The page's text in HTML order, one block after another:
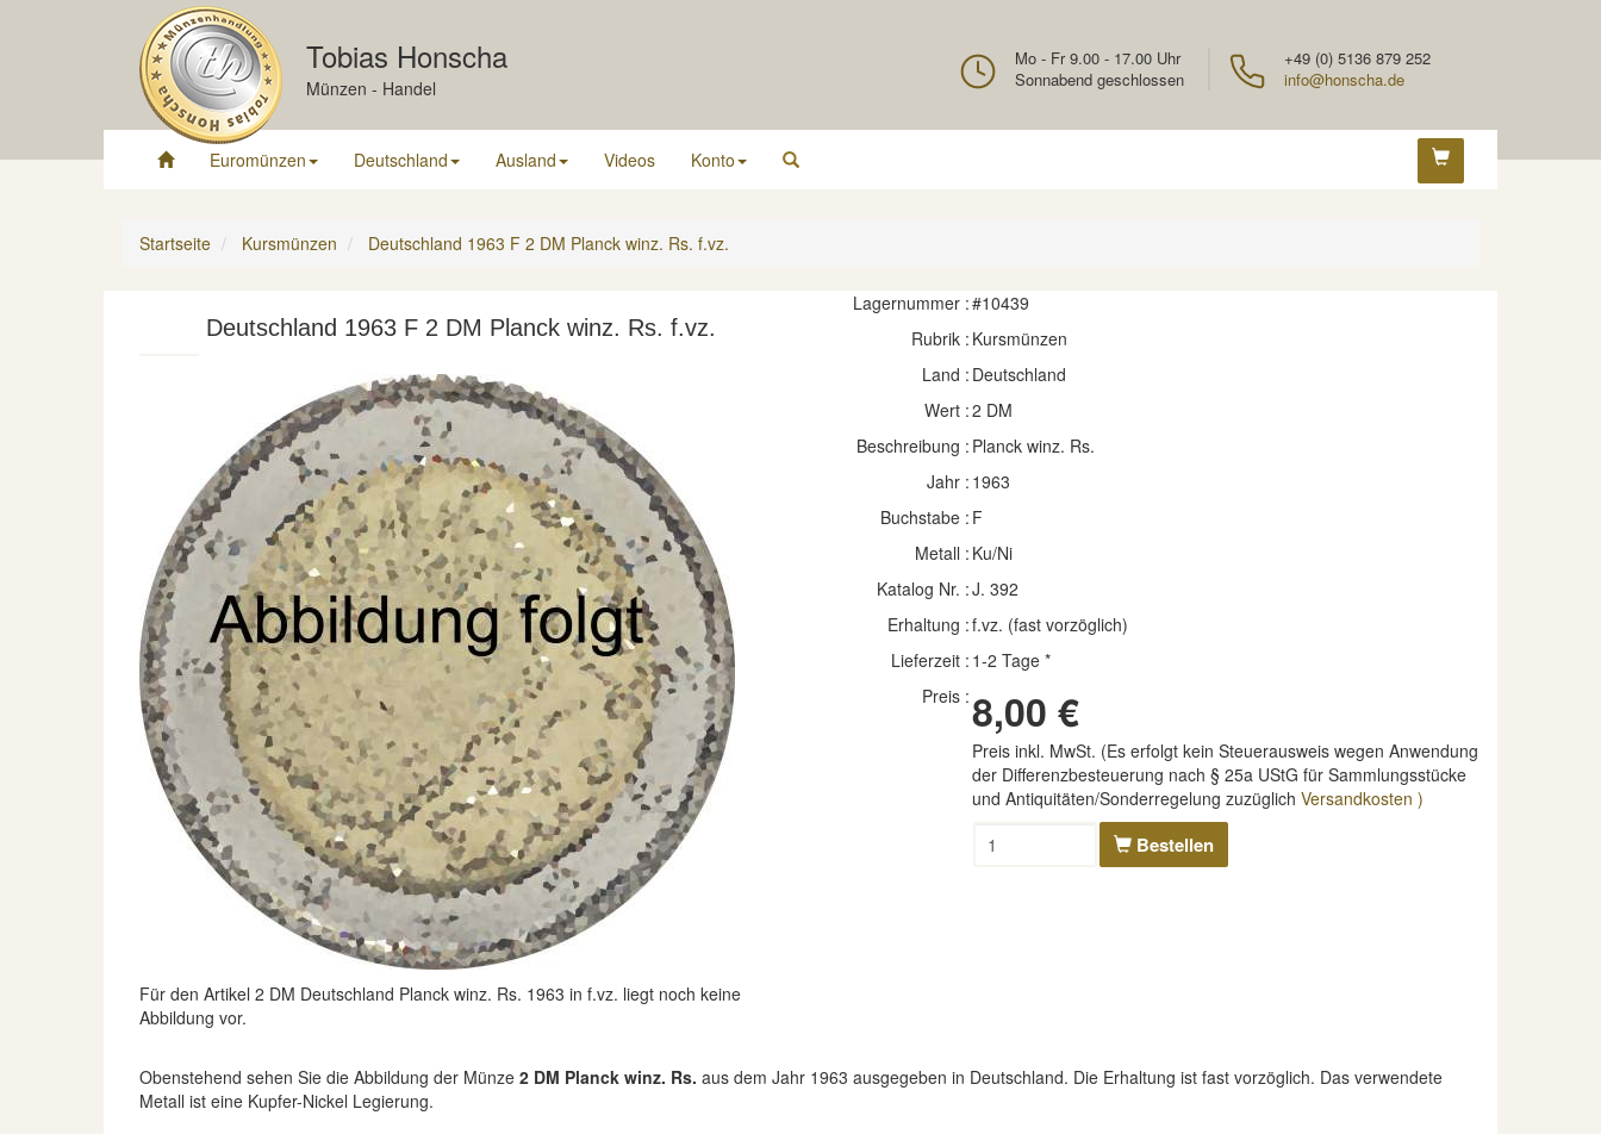
Tobias Honscha
Münzen - Handel
+49 (0) 5136 879 252
info@honscha.de
Mo - Fr 9.00 - 17.00 Uhr
Sonnabend geschlossen
Euromünzen Deutschland Ausland Videos Konto
Startseite Kursmünzen Deutschland 1963 F 2 DM Planck winz. Rs. f.vz.
Deutschland 1963 F 2 DM Planck winz. Rs. f.vz.
Für den Artikel 2 DM Deutschland Planck winz. Rs. 1963 in f.vz. liegt noch keine
Abbildung vor.
Lagernummer :#10439
Rubrik : Kursmünzen
Land : Deutschland
Wert :2 DM
Beschreibung : Planck winz. Rs.
Jahr : 1963
Buchstabe : F
Metall : Ku/Ni
Katalog Nr. :J. 392
Erhaltung :f.vz. (fast vorzöglich)
Lieferzeit : 1-2 Tage *
Preis :8,00 €
Preis inkl. MwSt. (Es erfolgt kein Steuerausweis wegen Anwendung
der Differenzbesteuerung nach § 25a UStG für Sammlungsstücke
und Antiquitäten/Sonderregelung zuzüglich Versandkosten )
Bestellen
Obenstehend sehen Sie die Abbildung der Münze 2 DM Planck winz. Rs. aus dem Jahr 1963 ausgegeben in Deutschland. Die Erhaltung ist fast vorzöglich. Das verwendete
Metall ist eine Kupfer-Nickel Legierung.